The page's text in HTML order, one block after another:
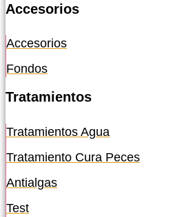
Accesorios
Accesorios
Fondos
Tratamientos
Tratamientos Agua
Tratamiento Cura Peces
Antialgas
Test